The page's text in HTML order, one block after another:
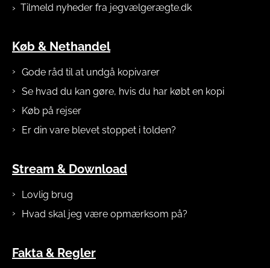
Tilmeld nyheder fra jegvælgerægte.dk
Køb & Nethandel
Gode råd til at undgå kopivarer
Se hvad du kan gøre, hvis du har købt en kopi
Køb på rejser
Er din vare blevet stoppet i tolden?
Stream & Download
Lovlig brug
Hvad skal jeg være opmærksom på?
Fakta & Regler